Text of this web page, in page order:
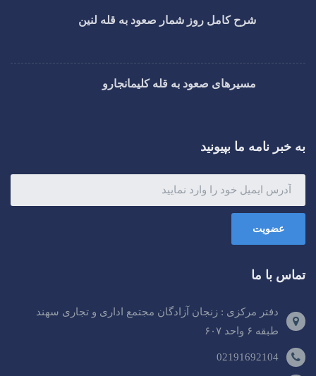
شرح کامل روز شمار صعود به قله لنین
مسیرهای صعود به قله کلیمانجارو
به خبر نامه ما بپیونید
عضویت
تماس با ما
دفتر مرکزی : زنجان آزادگان مجتمع اداری و تجاری سهند
طبقه ۶ واحد ۶۰۷
02191692104